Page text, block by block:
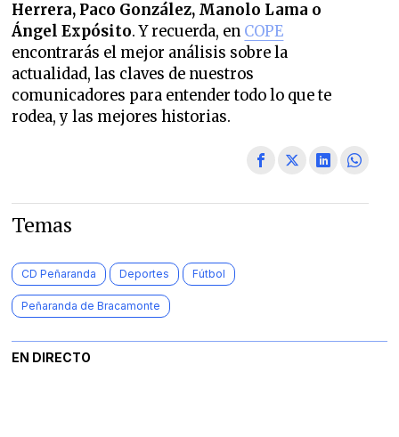
Herrera, Paco González, Manolo Lama o
Ángel Expósito. Y recuerda, en COPE
encontrarás el mejor análisis sobre la
actualidad, las claves de nuestros
comunicadores para entender todo lo que te
rodea, y las mejores historias.
Temas
CD Peñaranda Deportes Fútbol
Peñaranda de Bracamonte
EN DIRECTO